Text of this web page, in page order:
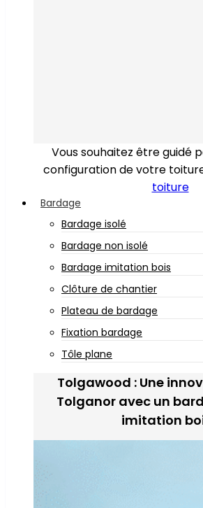
Vous souhaitez être guidé
configuration de votre
toiture
Bardage
Bardage isolé
Bardage non isolé
Bardage imitation bois
Clôture de chantier
Plateau de bardage
Fixation bardage
Tôle plane
Tolgawood : Une
Tolganor avec un
imitation